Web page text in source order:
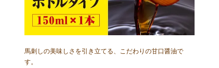
馬刺しの美味しさを引き立てる、こだわりの甘口醤油で
す。